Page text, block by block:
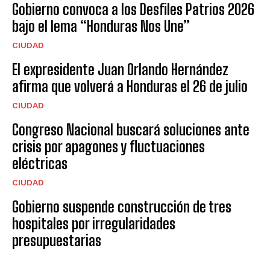
Gobierno convoca a los Desfiles Patrios 2026
bajo el lema “Honduras Nos Une”
CIUDAD
El expresidente Juan Orlando Hernández
afirma que volverá a Honduras el 26 de julio
CIUDAD
Congreso Nacional buscará soluciones ante
crisis por apagones y fluctuaciones
eléctricas
CIUDAD
Gobierno suspende construcción de tres
hospitales por irregularidades
presupuestarias